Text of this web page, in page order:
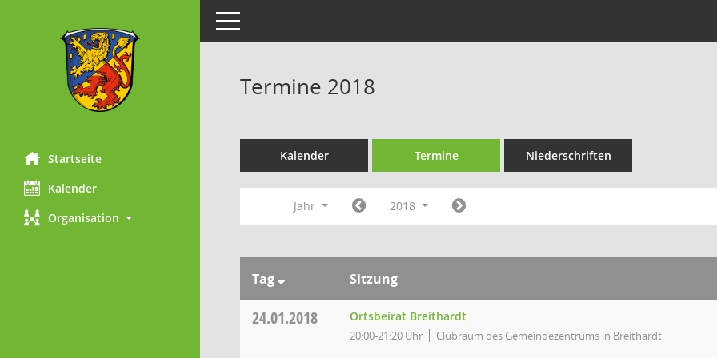
Startseite
Kalender
Organisation
Toggle navigation
Termine 2018
Kalender Termine Niederschriften
Jahr 2018
Tag Sitzung
24.01.2018 Ortsbeirat Breithardt
20:00-21:20 Uhr Clubraum des Gemeindezentrums in Breithardt